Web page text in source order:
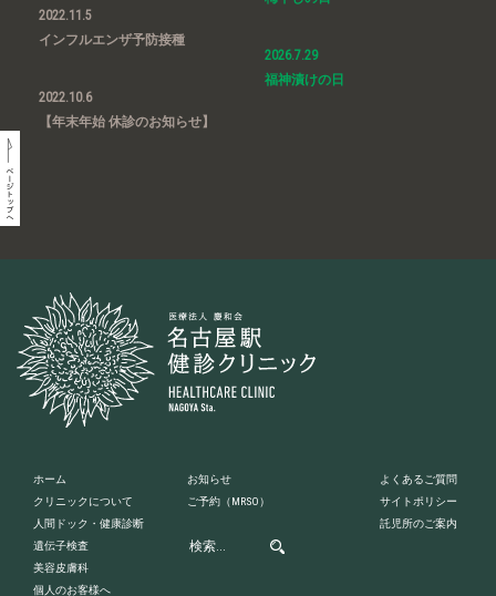
2022.11.5
インフルエンザ予防接種
2022.10.6
【年末年始 休診のお知らせ】
2026.7.29
福神漬けの日
ホーム
クリニックについて
人間ドック・健康診断
遺伝子検査
美容皮膚科
個人のお客様へ
お知らせ
ご予約 （MRSO）
よくあるご質問
サイトポリシー
託児所のご案内